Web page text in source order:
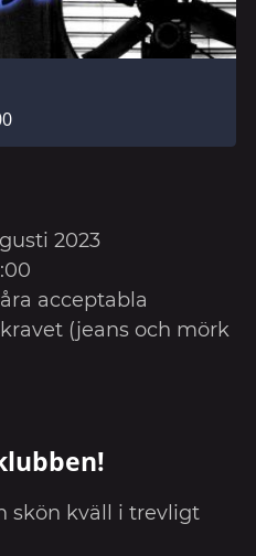
2023
acceptabla
(jeans och mörk
skön kväll i trevligt